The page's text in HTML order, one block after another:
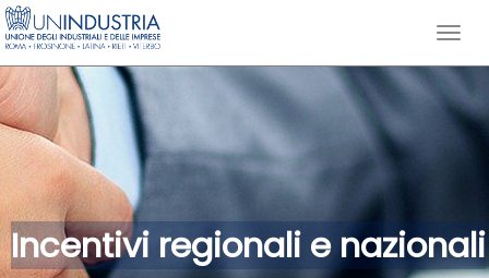
Incentivi regionali e nazionali